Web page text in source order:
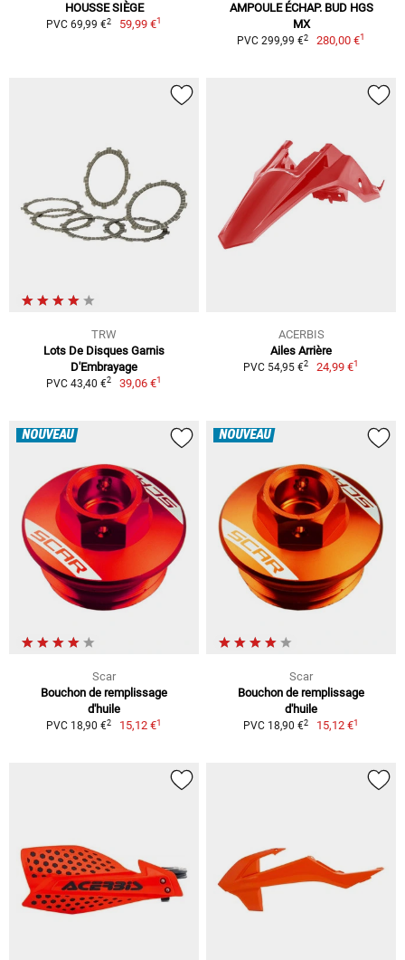
HOUSSE SIÈGE
PVC 69,99 €2 59,99 €1
AMPOULE ÉCHAP. BUD HGS
MX
PVC 299,99 €2 280,00 €1
TRW
Lots De Disques Garnis
D'Embrayage
PVC 43,40 €2 39,06 €1
ACERBIS
Ailes Arrière
PVC 54,95 €2 24,99 €1
NOUVEAU
Scar
Bouchon de remplissage
d'huile
PVC 18,90 €2 15,12 €1
NOUVEAU
Scar
Bouchon de remplissage
d'huile
PVC 18,90 €2 15,12 €1